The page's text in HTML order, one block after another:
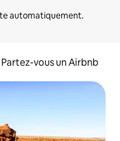
Partez-vous un Airbnb